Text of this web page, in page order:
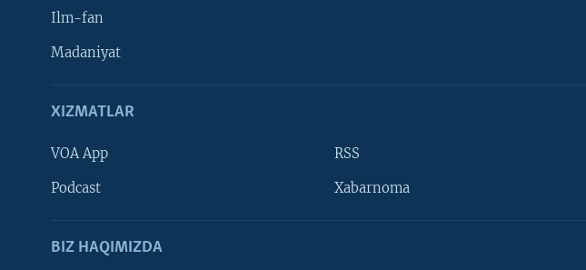
Ilm-fan
Madaniyat
XIZMATLAR
VOA App
Podcast
RSS
Xabarnoma
BIZ HAQIMIZDA